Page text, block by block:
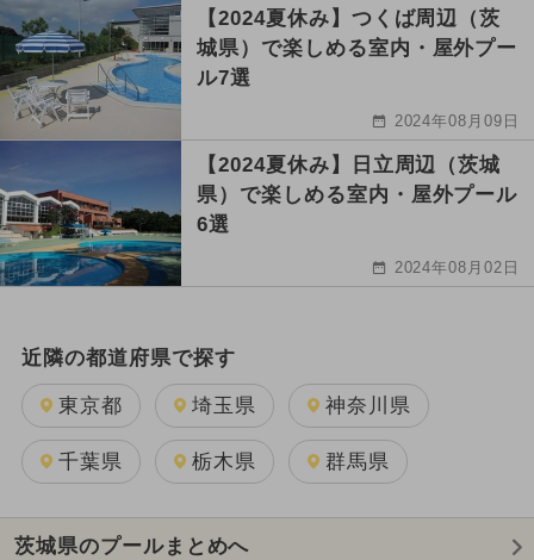
【2024夏休み】つくば周辺（茨
城県）で楽しめる室内・屋外プー
ル7選
2024年08月09日
【2024夏休み】日立周辺（茨城
県）で楽しめる室内・屋外プール
6選
2024年08月02日
近隣の都道府県で探す
東京都 埼玉県 神奈川県
千葉県 栃木県 群馬県
茨城県のプールまとめへ